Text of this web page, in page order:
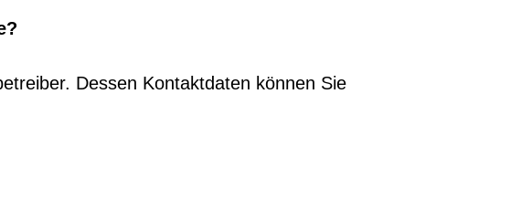
Dessen Kontaktdaten können Sie